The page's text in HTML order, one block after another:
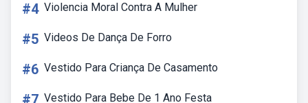
#4 Violencia Moral Contra A Mulher
#5 Videos De Dança De Forro
#6 Vestido Para Criança De Casamento
#7 Vestido Para Bebe De 1 Ano Festa